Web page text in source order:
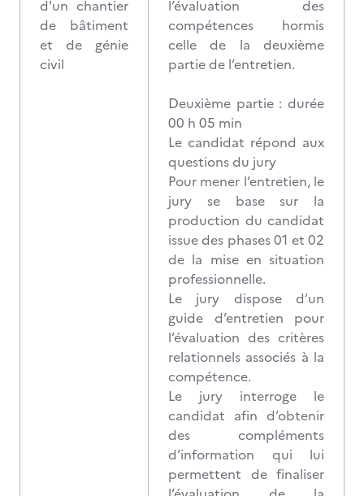
d'un chantier
de bâtiment
et de génie
civil
l’évaluation des
compétences hormis
celle de la deuxième
partie de l’entretien.
Deuxième partie : durée
00 h 05 min
Le candidat répond aux
questions du jury
Pour mener l’entretien, le
jury se base sur la
production du candidat
issue des phases 01 et 02
de la mise en situation
professionnelle.
Le jury dispose d’un
guide d’entretien pour
l’évaluation des critères
relationnels associés à la
compétence.
Le jury interroge le
candidat afin d’obtenir
des compléments
d’information qui lui
permettent de finaliser